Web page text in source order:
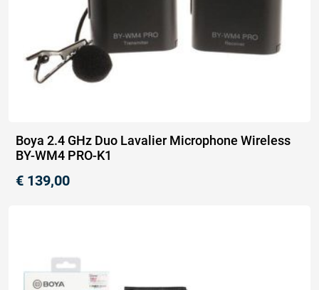
Boya 2.4 GHz Duo Lavalier Microphone Wireless
BY-WM4 PRO-K1
€ 139,00